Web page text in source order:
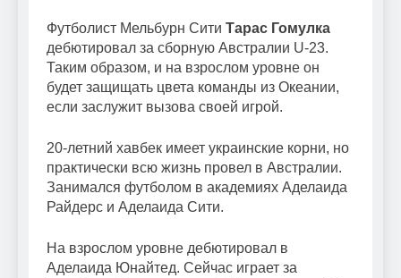
Футболист Мельбурн Сити Тарас Гомулка
дебютировал за сборную Австралии U-23.
Таким образом, и на взрослом уровне он
будет защищать цвета команды из Океании,
если заслужит вызова своей игрой.
20-летний хавбек имеет украинские корни, но
практически всю жизнь провел в Австралии.
Занимался футболом в академиях Аделаида
Райдерс и Аделаида Сити.
На взрослом уровне дебютировал в
Аделаида Юнайтед. Сейчас играет за